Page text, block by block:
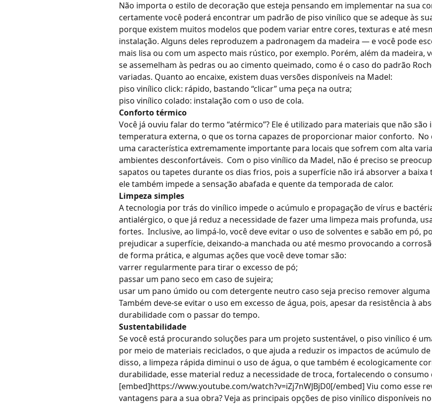
Não importa o estilo de decoração que esteja pensando em implementar na sua
certamente você poderá encontrar um padrão de piso vinílico que se adeque às
porque existem muitos modelos que podem variar entre cores, texturas e até
instalação. Alguns deles reproduzem a padronagem da madeira — e você pode
mais lisa ou com um aspecto mais rústico, por exemplo. Porém, além da madeira,
se assemelham às pedras ou ao cimento queimado, como é o caso do padrão
variadas. Quanto ao encaixe, existem duas versões disponíveis na Madel:
piso vinílico click: rápido, bastando “clicar” uma peça na outra;
piso vinílico colado: instalação com o uso de cola.
Conforto térmico
Você já ouviu falar do termo “atérmico”? Ele é utilizado para materiais que não são
temperatura externa, o que os torna capazes de proporcionar maior conforto. No
uma característica extremamente importante para locais que sofrem com alta
ambientes desconfortáveis. Com o piso vinílico da Madel, não é preciso se
sapatos ou tapetes durante os dias frios, pois a superfície não irá absorver a
ele também impede a sensação abafada e quente da temporada de calor.
Limpeza simples
A tecnologia por trás do vinílico impede o acúmulo e propagação de vírus e
antialérgico, o que já reduz a necessidade de fazer uma limpeza mais profunda,
fortes. Inclusive, ao limpá-lo, você deve evitar o uso de solventes e sabão em pó,
prejudicar a superfície, deixando-a manchada ou até mesmo provocando a
de forma prática, e algumas ações que você deve tomar são:
varrer regularmente para tirar o excesso de pó;
passar um pano seco em caso de sujeira;
usar um pano úmido ou com detergente neutro caso seja preciso remover
Também deve-se evitar o uso em excesso de água, pois, apesar da resistência à
durabilidade com o passar do tempo.
Sustentabilidade
Se você está procurando soluções para um projeto sustentável, o piso vinílico é
por meio de materiais reciclados, o que ajuda a reduzir os impactos de acúmulo
disso, a limpeza rápida diminui o uso de água, o que também é ecologicamente
durabilidade, esse material reduz a necessidade de troca, fortalecendo o consumo
[embed]https://www.youtube.com/watch?v=iZj7nWJBjD0[/embed] Viu como esse
vantagens para a sua obra? Veja as principais opções de piso vinílico disponíveis